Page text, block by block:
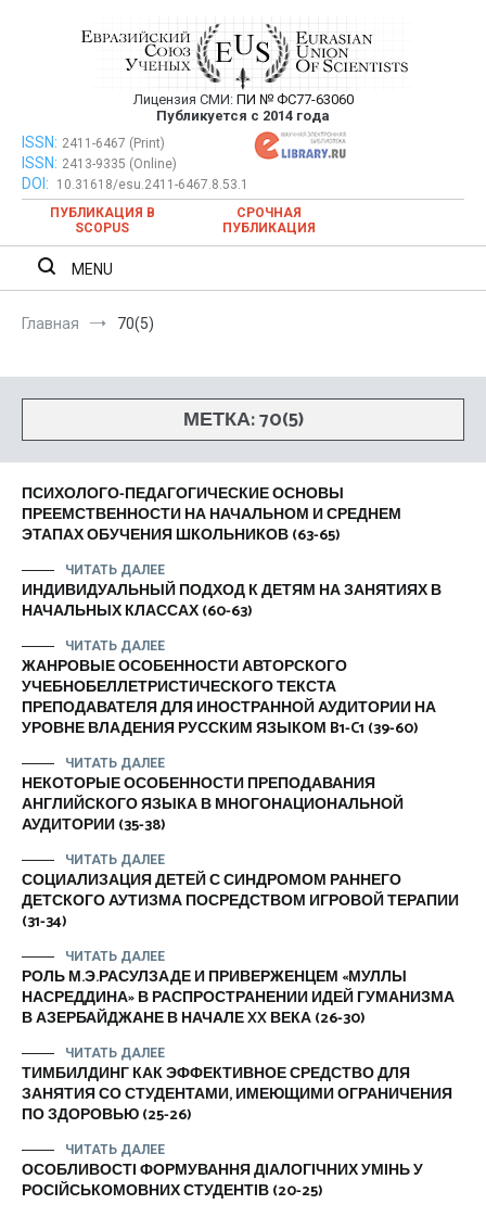
Евразийский Союз Ученых —
публикация научных статей в
ежемесячном научном журнале
Лицензия СМИ: ПИ № ФС77-63060
Публикуется с 2014 года
Евразийский Союз Ученых — публикация научных статей в
ежемесячном научном журнале
ISSN: 2411-6467 (Print)
ISSN: 2413-9335 (Online)
DOI:
10.31618/esu.2411-6467.8.53.1
ПУБЛИКАЦИЯ В
SCOPUS
СРОЧНАЯ
ПУБЛИКАЦИЯ
MENU
Главная 70(5)
МЕТКА:70(5)
ПСИХОЛОГО-ПЕДАГОГИЧЕСКИЕ ОСНОВЫ
ПРЕЕМСТВЕННОСТИ НА НАЧАЛЬНОМ И СРЕДНЕМ
ЭТАПАХ ОБУЧЕНИЯ ШКОЛЬНИКОВ (63-65)
ЧИТАТЬ ДАЛЕЕ
ИНДИВИДУАЛЬНЫЙ ПОДХОД К ДЕТЯМ НА ЗАНЯТИЯХ В
НАЧАЛЬНЫХ КЛАССАХ (60-63)
ЧИТАТЬ ДАЛЕЕ
ЖАНРОВЫЕ ОСОБЕННОСТИ АВТОРСКОГО
УЧЕБНОБЕЛЛЕТРИСТИЧЕСКОГО ТЕКСТА
ПРЕПОДАВАТЕЛЯ ДЛЯ ИНОСТРАННОЙ АУДИТОРИИ НА
УРОВНЕ ВЛАДЕНИЯ РУССКИМ ЯЗЫКОМ B1-C1 (39-60)
ЧИТАТЬ ДАЛЕЕ
НЕКОТОРЫЕ ОСОБЕННОСТИ ПРЕПОДАВАНИЯ
АНГЛИЙСКОГО ЯЗЫКА В МНОГОНАЦИОНАЛЬНОЙ
АУДИТОРИИ (35-38)
ЧИТАТЬ ДАЛЕЕ
СОЦИАЛИЗАЦИЯ ДЕТЕЙ С СИНДРОМОМ РАННЕГО
ДЕТСКОГО АУТИЗМА ПОСРЕДСТВОМ ИГРОВОЙ ТЕРАПИИ
(31-34)
ЧИТАТЬ ДАЛЕЕ
РОЛЬ М.Э.РАСУЛЗАДЕ И ПРИВЕРЖЕНЦЕМ «МУЛЛЫ
НАСРЕДДИНА» В РАСПРОСТРАНЕНИИ ИДЕЙ ГУМАНИЗМА
В АЗЕРБАЙДЖАНЕ В НАЧАЛЕ XX ВЕКА (26-30)
ЧИТАТЬ ДАЛЕЕ
ТИМБИЛДИНГ КАК ЭФФЕКТИВНОЕ СРЕДСТВО ДЛЯ
ЗАНЯТИЯ СО СТУДЕНТАМИ, ИМЕЮЩИМИ ОГРАНИЧЕНИЯ
ПО ЗДОРОВЬЮ (25-26)
ЧИТАТЬ ДАЛЕЕ
ОСОБЛИВОСТІ ФОРМУВАННЯ ДІАЛОГІЧНИХ УМІНЬ У
РОСІЙСЬКОМОВНИХ СТУДЕНТІВ (20-25)